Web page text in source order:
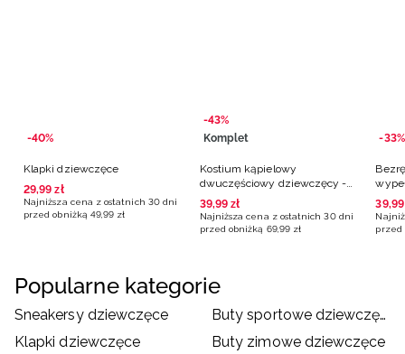
-40%
Klapki dziewczęce
29,99 zł
Najniższa cena z ostatnich 30 dni
przed obniżką 49,99 zł
-43%
Komplet
Kostium kąpielowy
dwuczęściowy dziewczęcy -
czarny
39,99 zł
Najniższa cena z ostatnich 30 dni
przed obniżką 69,99 zł
-33%
39,99
przed
Popularne kategorie
Sneakersy dziewczęce
Buty sportowe dziewczęce
Klapki dziewczęce
Buty zimowe dziewczęce